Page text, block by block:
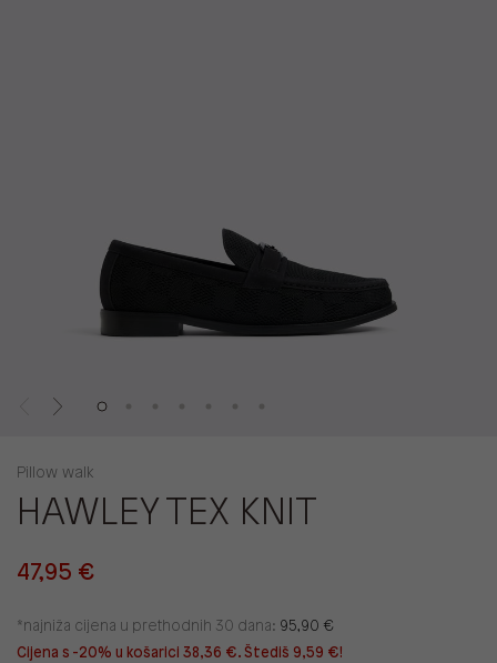
Pillow walk
HAWLEY TEX KNIT
47,95 €
*najniža cijena u prethodnih 30 dana: 95,90 €
Cijena s -20% u košarici 38,36 €. Štediš 9,59 €!